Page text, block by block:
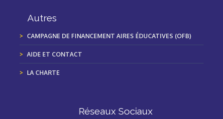
Autres
CAMPAGNE DE FINANCEMENT AIRES ÉDUCATIVES (OFB)
AIDE ET CONTACT
LA CHARTE
Réseaux Sociaux